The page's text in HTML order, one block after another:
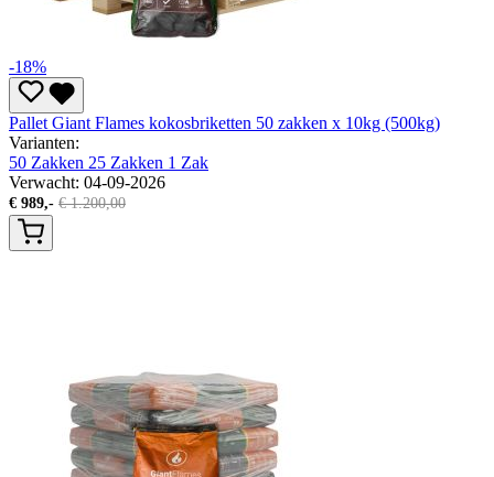
-18%
Pallet Giant Flames kokosbriketten 50 zakken x 10kg (500kg)
Varianten:
50 Zakken 25 Zakken 1 Zak
Verwacht: 04-09-2026
€ 989,- €1.200,00